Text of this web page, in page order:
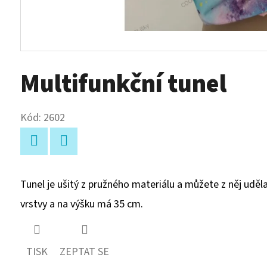
Multifunkční tunel
Kód: 2602
Tunel je ušitý z pružného materiálu a můžete z něj
vrstvy a na výšku má 35 cm.
TISK ZEPTAT SE